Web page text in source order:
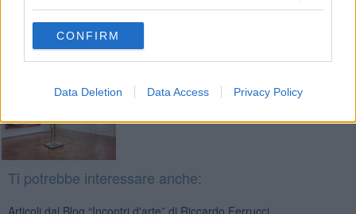
CONFIRM
Data Deletion Data Access Privacy Policy
Ti potrebbe interessare anche:
Articoli dal Blog “Incontri d'arte” di Riccardo Ferrucci